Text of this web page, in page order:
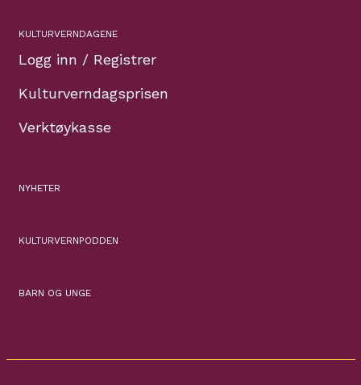
KULTURVERNDAGENE
Logg inn / Registrer
Kulturverndagsprisen
Verktøykasse
NYHETER
KULTURVERNPODDEN
BARN OG UNGE